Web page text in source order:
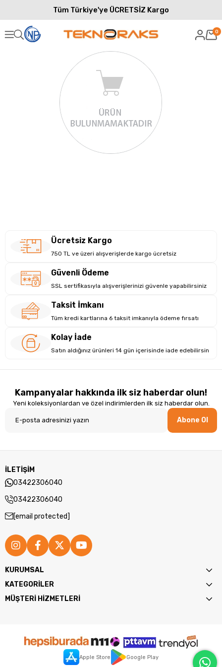
Tüm Türkiye'ye ÜCRETSİZ Kargo
0
Ücretsiz Kargo
750 TL ve üzeri alışverişlerde kargo ücretsiz
Güvenli Ödeme
SSL sertifikasıyla alışverişlerinizi güvenle yapabilirsiniz
Taksit İmkanı
Tüm kredi kartlarına 6 taksit imkanıyla ödeme fırsatı
Kolay İade
Satın aldığınız ürünleri 14 gün içerisinde iade edebilirsin
Kampanyalar hakkında ilk siz haberdar olun!
Yeni koleksiyonlardan ve özel indirimlerden ilk siz haberdar olun.
Abone Ol
İLETİŞİM
03422306040
03422306040
[email protected]
KURUMSAL
KATEGORİLER
MÜŞTERİ HİZMETLERİ
Apple Store Google Play